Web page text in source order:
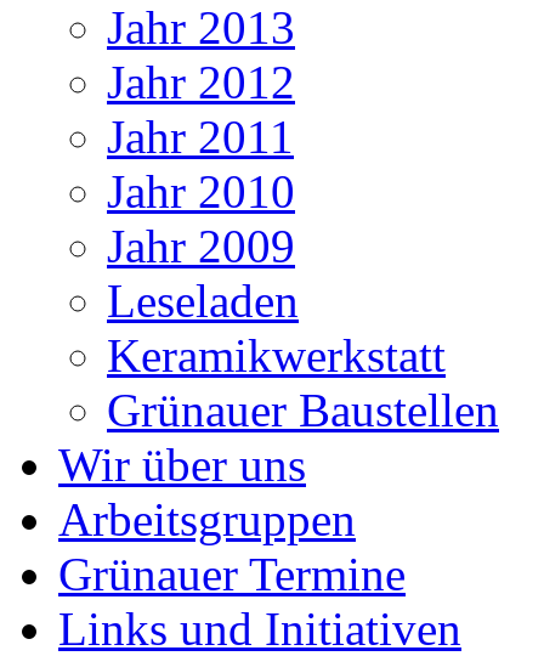
Jahr 2013
Jahr 2012
Jahr 2011
Jahr 2010
Jahr 2009
Leseladen
Keramikwerkstatt
Grünauer Baustellen
Wir über uns
Arbeitsgruppen
Grünauer Termine
Links und Initiativen